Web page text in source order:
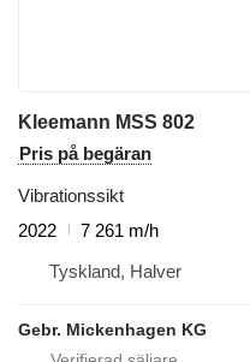
Kleemann MSS 802
Pris på begäran
Vibrationssikt
2022
7 261 m/h
Tyskland, Halver
Gebr. Mickenhagen KG